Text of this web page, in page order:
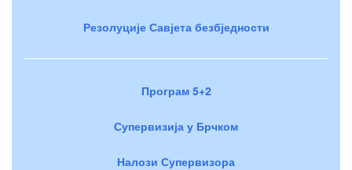
Резолуције Савјета безбједности
Програм 5+2
Супервизија у Брчком
Налози Супервизора